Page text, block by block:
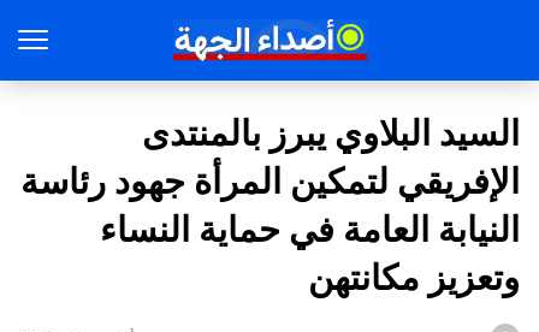
السيد البلاوي يبرز بالمنتدى
الإفريقي لتمكين المرأة جهود رئاسة
النيابة العامة في حماية النساء
وتعزيز مكانتهن